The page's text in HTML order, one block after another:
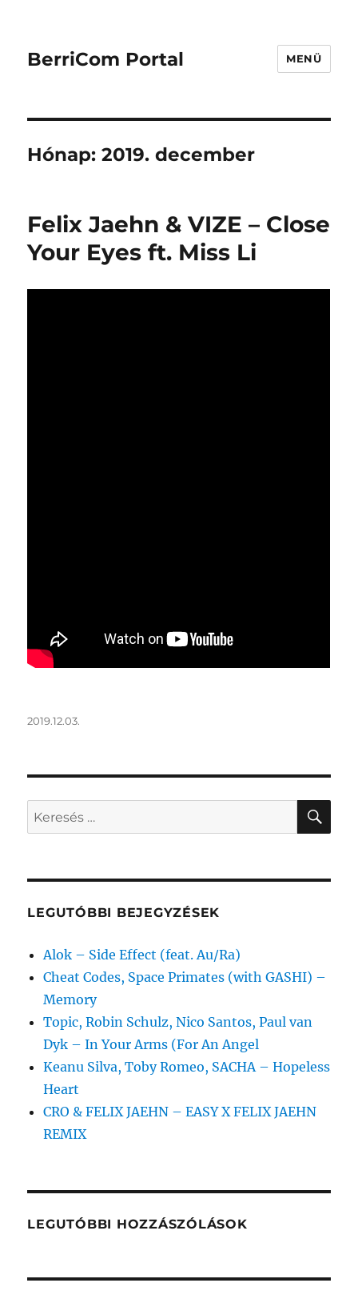
BerriCom Portal MENÜ
Hónap:2019. december
Felix Jaehn & VIZE – Close
Your Eyes ft. Miss Li
Közzétéve
2019.12.03.
Keresés
a
kifejezésre:
LEGUTÓBBI BEJEGYZÉSEK
Alok – Side Effect (feat. Au/Ra)
Cheat Codes, Space Primates (with GASHI) –
Memory
Topic, Robin Schulz, Nico Santos, Paul van
Dyk – In Your Arms (For An Angel
Keanu Silva, Toby Romeo, SACHA – Hopeless
Heart
CRO & FELIX JAEHN – EASY X FELIX JAEHN
REMIX
LEGUTÓBBI HOZZÁSZÓLÁSOK